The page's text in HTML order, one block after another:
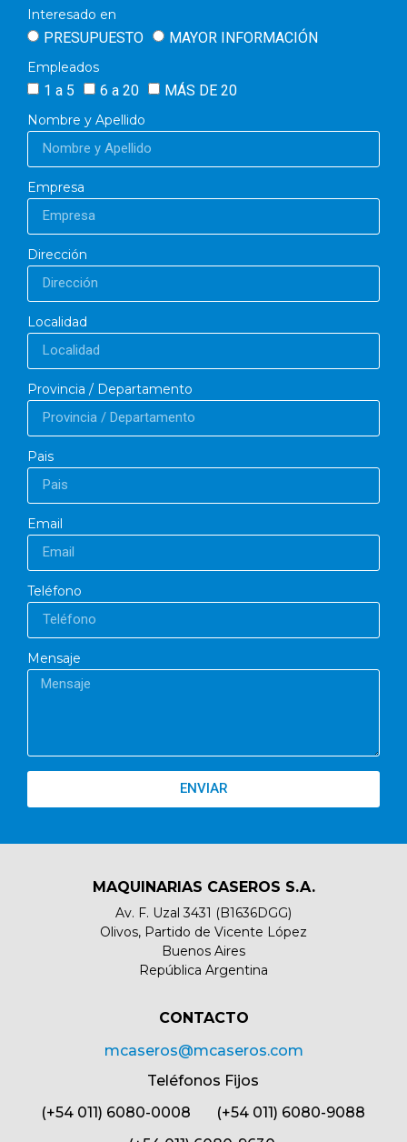
Interesado en
PRESUPUESTO MAYOR INFORMACIÓN
Empleados
1 a 5 6 a 20 MÁS DE 20
Nombre y Apellido
Empresa
Dirección
Localidad
Provincia / Departamento
Pais
Email
Teléfono
Mensaje
ENVIAR
MAQUINARIAS CASEROS S.A.
Av. F. Uzal 3431 (B1636DGG)
Olivos, Partido de Vicente López
Buenos Aires
República Argentina
CONTACTO​
mcaseros@mcaseros.com
Teléfonos Fijos
(+54 011) 6080-0008 (+54 011) 6080-9088